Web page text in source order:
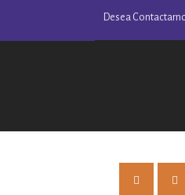
Desea